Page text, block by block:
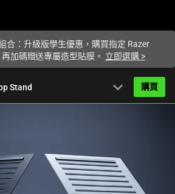
合：升級版學生優惠，購買指定 Razer
加碼贈送專屬造型貼膜。 立即選購 >
Stand expand_more 購買